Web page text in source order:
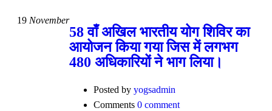
19 November
58 वाँ अखिल भारतीय योग शिविर का
आयोजन किया गया जिस में लगभग
480 अधिकारियों ने भाग लिया।
Posted by yogsadmin
Comments 0 comment